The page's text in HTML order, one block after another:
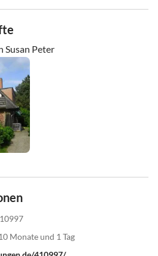
Peter
Monate und 1 Tag